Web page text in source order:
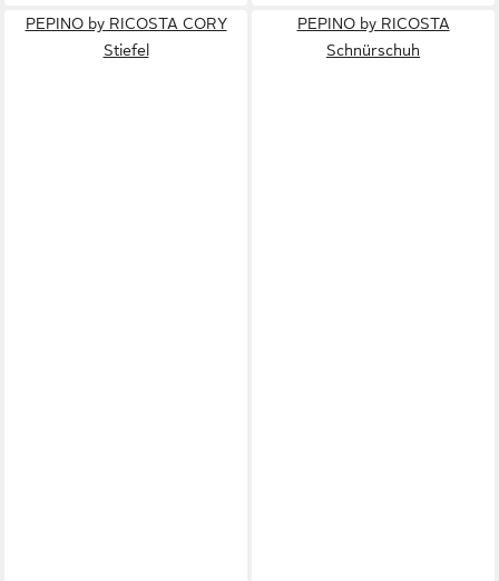
PEPINO by RICOSTA CORY
Stiefel
PEPINO by RICOSTA
Schnürschuh